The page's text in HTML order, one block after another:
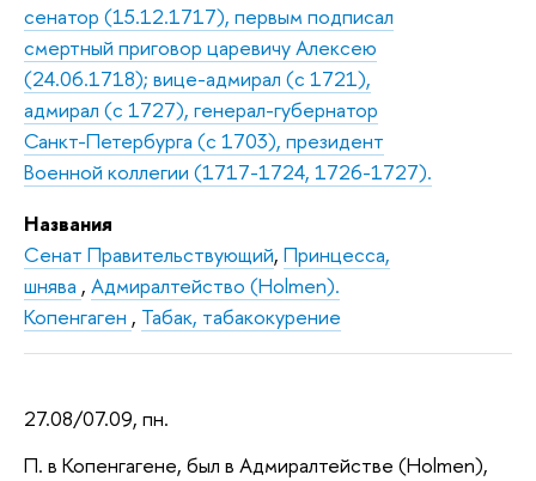
сенатор (15.12.1717), первым подписал
смертный приговор царевичу Алексею
(24.06.1718); вице-адмирал (с 1721),
адмирал (с 1727), генерал-губернатор
Санкт-Петербурга (с 1703), президент
Военной коллегии (1717-1724, 1726-1727).
Названия
Сенат Правительствующий, Принцесса,
шнява , Адмиралтейство (Holmen).
Копенгаген , Табак, табакокурение
27.08/07.09, пн.
П. в Копенгагене, был в Адмиралтействе (Holmen),